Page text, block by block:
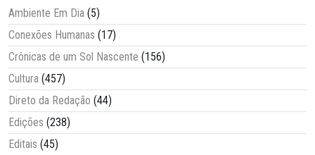
Ambiente Em Dia (5)
Conexões Humanas (17)
Crônicas de um Sol Nascente (156)
Cultura (457)
Direto da Redação (44)
Edições (238)
Editais (45)